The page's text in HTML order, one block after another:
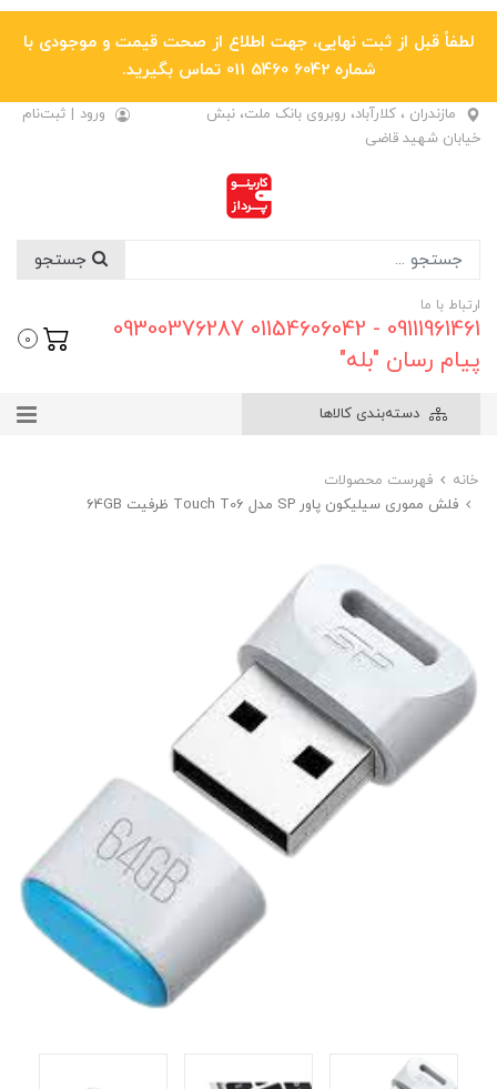
لطفاً قبل از ثبت نهایی، جهت اطلاع از صحت قیمت و موجودی با
شماره 6042 5460 011 تماس بگیرید.
مازندران ، کلارآباد، روبروی بانک ملت، نبش
خیابان شهید قاضی
ورود | ثبت‌نام
ارتباط با ما
09111961461 - 01154606042 09300376287
پیام رسان "بله"
0
دسته‌بندی کالاها
خانه
فهرست محصولات
فلش مموری سیلیکون پاور SP مدل Touch T06 ظرفیت 64GB